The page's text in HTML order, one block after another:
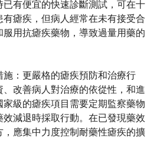
有便宜的快速診斷測試，可在十
瘧疾，但病人經常在未有接受合
用抗瘧疾藥物，導致過量用藥的
：更嚴格的瘧疾預防和治療行
改善病人對治療的依從性，和進
級的瘧疾項目需要定期監察藥物
減退時採取行動。在已發現藥效
應集中力度控制耐藥性瘧疾的擴